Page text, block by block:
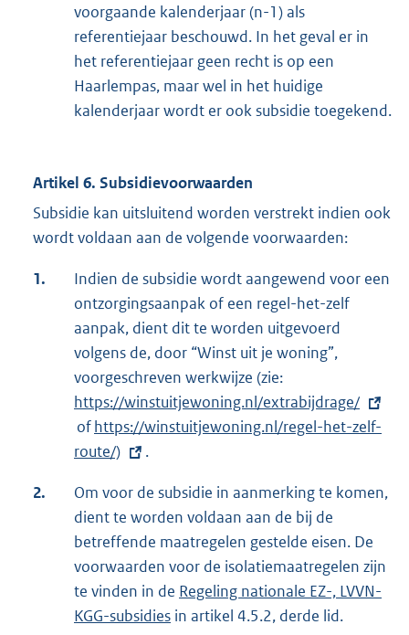
voorgaande kalenderjaar (n-1) als
referentiejaar beschouwd. In het geval er in
het referentiejaar geen recht is op een
Haarlempas, maar wel in het huidige
kalenderjaar wordt er ook subsidie toegekend.
Artikel 6. Subsidievoorwaarden
Subsidie kan uitsluitend worden verstrekt indien ook
wordt voldaan aan de volgende voorwaarden:
1.
Indien de subsidie wordt aangewend voor een
ontzorgingsaanpak of een regel-het-zelf
aanpak, dient dit te worden uitgevoerd
volgens de, door “Winst uit je woning”,
voorgeschreven werkwijze (zie:
x
t
n
e
l
i
n
k
https://winstuitjewoning.nl/extrabijdrage/
ofE
x
e
r
n
e
l
i
https://winstuitjewoning.nl/regel-het-zelf-
route/)
.
2.
Om voor de subsidie in aanmerking te komen,
dient te worden voldaan aan de bij de
betreffende maatregelen gestelde eisen. De
voorwaarden voor de isolatiemaatregelen zijn
te vinden in de Regeling nationale EZ-, LVVN-
KGG-subsidies in artikel 4.5.2, derde lid.